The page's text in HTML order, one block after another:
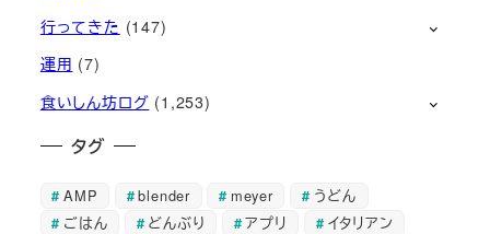
行ってきた (147)
運用 (7)
食いしん坊ログ (1,253)
タグ
AMP blender meyer
うどん
ごはん
どんぶり アプリ イタリアン